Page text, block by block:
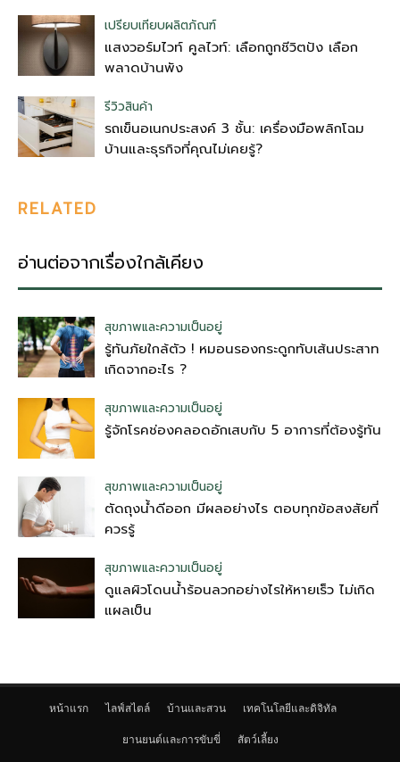
เปรียบเทียบผลิตภัณฑ์
แสงวอร์มไวท์ คูลไวท์: เลือกถูกชีวิตปัง เลือก
พลาดบ้านพัง
รีวิวสินค้า
รถเข็นอเนกประสงค์ 3 ชั้น: เครื่องมือพลิกโฉม
บ้านและธุรกิจที่คุณไม่เคยรู้?
RELATED
อ่านต่อจากเรื่องใกล้เคียง
สุขภาพและความเป็นอยู่
รู้ทันภัยใกล้ตัว ! หมอนรองกระดูกทับเส้นประสาท
เกิดจากอะไร ?
สุขภาพและความเป็นอยู่
รู้จักโรคช่องคลอดอักเสบกับ 5 อาการที่ต้องรู้ทัน
สุขภาพและความเป็นอยู่
ตัดถุงน้ําดีออก มีผลอย่างไร ตอบทุกข้อสงสัยที่
ควรรู้
สุขภาพและความเป็นอยู่
ดูแลผิวโดนน้ำร้อนลวกอย่างไรให้หายเร็ว ไม่เกิด
แผลเป็น
หน้าแรก ไลฟ์สไตล์ บ้านและสวน เทคโนโลยีและดิจิทัล
ยานยนต์และการขับขี่ สัตว์เลี้ยง